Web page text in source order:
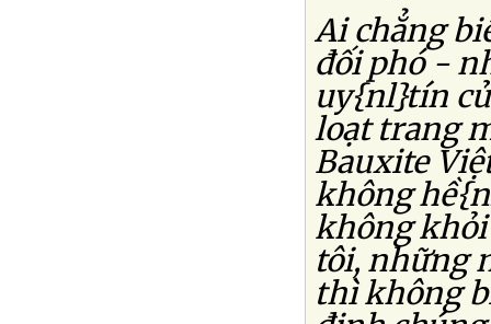
Ai chẳng
đối phó -
uy{nl}tín
loạt trang
Bauxite
không
không
tôi, những
thì không